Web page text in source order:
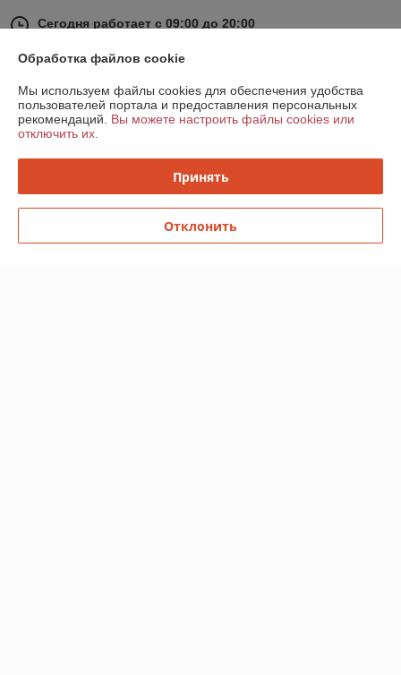
Сегодня работает с 09:00 до 20:00
Отзывы о магазине
42 отзывов за всё время
Отлично
15.07.2026
Сергей
Обработка файлов cookie
Мы используем файлы cookies для обеспечения удобства
пользователей портала и предоставления персональных
рекомендаций. Вы можете настроить файлы cookies или
отключить их.
Принять
Отклонить